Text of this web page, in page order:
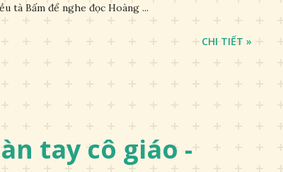
tà Bấm để nghe đọc Hoàng ...
CHI TIẾT »
tay cô giáo -